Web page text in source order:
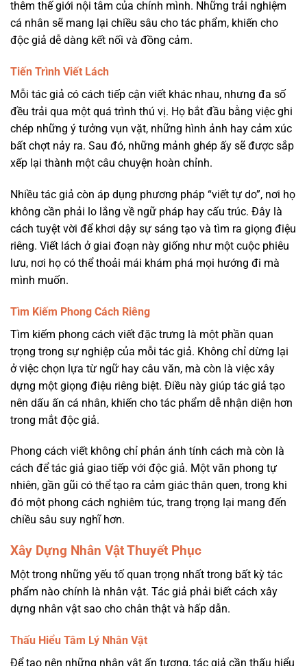
thêm thế giới nội tâm của chính mình. Những trải nghiệm
cá nhân sẽ mang lại chiều sâu cho tác phẩm, khiến cho
độc giả dễ dàng kết nối và đồng cảm.
Tiến Trình Viết Lách
Mỗi tác giả có cách tiếp cận viết khác nhau, nhưng đa số
đều trải qua một quá trình thú vị. Họ bắt đầu bằng việc ghi
chép những ý tưởng vụn vặt, những hình ảnh hay cảm xúc
bất chợt nảy ra. Sau đó, những mảnh ghép ấy sẽ được sắp
xếp lại thành một câu chuyện hoàn chỉnh.
Nhiều tác giả còn áp dụng phương pháp “viết tự do”, nơi họ
không cần phải lo lắng về ngữ pháp hay cấu trúc. Đây là
cách tuyệt vời để khơi dậy sự sáng tạo và tìm ra giọng điệu
riêng. Viết lách ở giai đoạn này giống như một cuộc phiêu
lưu, nơi họ có thể thoải mái khám phá mọi hướng đi mà
mình muốn.
Tìm Kiếm Phong Cách Riêng
Tìm kiếm phong cách viết đặc trưng là một phần quan
trọng trong sự nghiệp của mỗi tác giả. Không chỉ dừng lại
ở việc chọn lựa từ ngữ hay câu văn, mà còn là việc xây
dựng một giọng điệu riêng biệt. Điều này giúp tác giả tạo
nên dấu ấn cá nhân, khiến cho tác phẩm dễ nhận diện hơn
trong mắt độc giả.
Phong cách viết không chỉ phản ánh tính cách mà còn là
cách để tác giả giao tiếp với độc giả. Một văn phong tự
nhiên, gần gũi có thể tạo ra cảm giác thân quen, trong khi
đó một phong cách nghiêm túc, trang trọng lại mang đến
chiều sâu suy nghĩ hơn.
Xây Dựng Nhân Vật Thuyết Phục
Một trong những yếu tố quan trọng nhất trong bất kỳ tác
phẩm nào chính là nhân vật. Tác giả phải biết cách xây
dựng nhân vật sao cho chân thật và hấp dẫn.
Thấu Hiểu Tâm Lý Nhân Vật
Để tạo nên những nhân vật ấn tượng, tác giả cần thấu hiểu